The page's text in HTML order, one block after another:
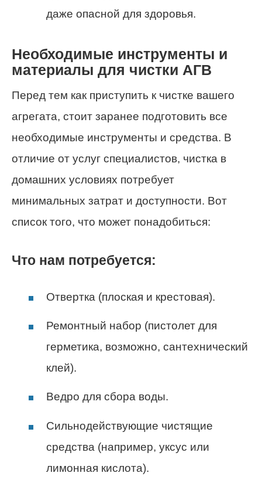
даже опасной для здоровья.
Необходимые инструменты и
материалы для чистки АГВ
Перед тем как приступить к чистке вашего
агрегата, стоит заранее подготовить все
необходимые инструменты и средства. В
отличие от услуг специалистов, чистка в
домашних условиях потребует
минимальных затрат и доступности. Вот
список того, что может понадобиться:
Что нам потребуется:
Отвертка (плоская и крестовая).
Ремонтный набор (пистолет для
герметика, возможно, сантехнический
клей).
Ведро для сбора воды.
Сильнодействующие чистящие
средства (например, уксус или
лимонная кислота).